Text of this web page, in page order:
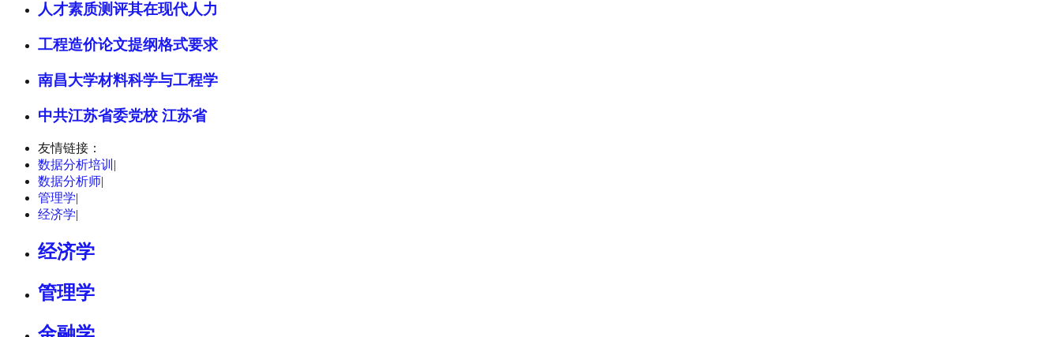
人才素质测评其在现代人力
工程造价论文提纲格式要求
南昌大学材料科学与工程学
中共江苏省委党校 江苏省
友情链接：
数据分析培训 |
数据分析师|
管理学|
经济学|
经济学
管理学